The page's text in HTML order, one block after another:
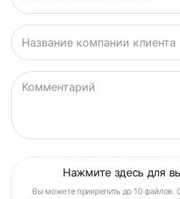
Название компании клиента
Комментарий